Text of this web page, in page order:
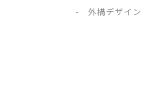
- 外構デザイン